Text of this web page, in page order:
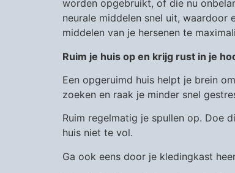
worden opgebruikt, of die nu
neurale middelen snel uit, waardoor
middelen van je hersenen te
Ruim je huis op en krijg rust in je
Een opgeruimd huis helpt je brein
zoeken en raak je minder snel
Ruim regelmatig je spullen op. Doe
huis niet te vol.
Ga ook eens door je kledingkast